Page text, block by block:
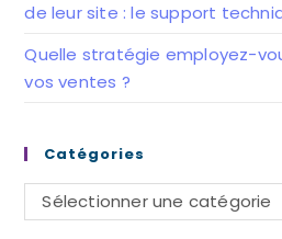
de leur site : le support
Quelle stratégie employez-
vos ventes ?
Catégories
Catégories
Sélectionner une catégorie